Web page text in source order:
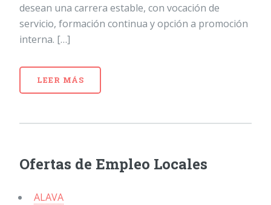
desean una carrera estable, con vocación de
servicio, formación continua y opción a promoción
interna. […]
LEER MÁS
Ofertas de Empleo Locales
ALAVA